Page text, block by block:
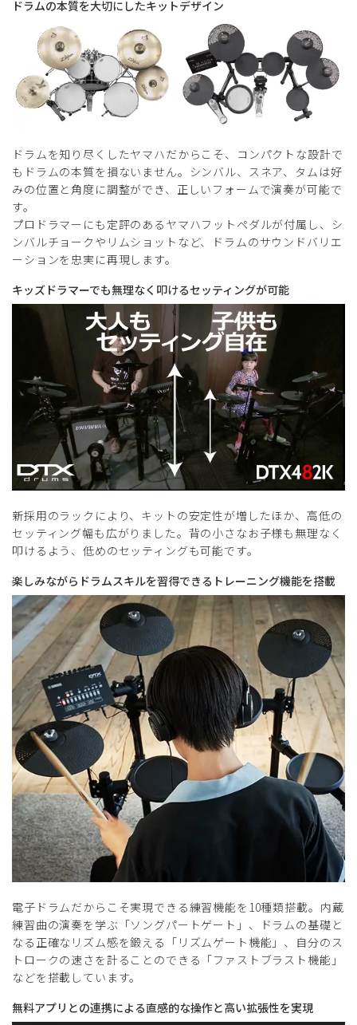
ドラムの本質を大切にしたキットデザイン
ドラムを知り尽くしたヤマハだからこそ、コンパクトな設計で
もドラムの本質を損ないません。シンバル、スネア、タムは好
みの位置と角度に調整ができ、正しいフォームで演奏が可能で
す。
プロドラマーにも定評のあるヤマハフットペダルが付属し、シ
ンバルチョークやリムショットなど、ドラムのサウンドバリエ
ーションを忠実に再現します。
キッズドラマーでも無理なく叩けるセッティングが可能
新採用のラックにより、キットの安定性が増したほか、高低の
セッティング幅も広がりました。背の小さなお子様も無理なく
叩けるよう、低めのセッティングも可能です。
楽しみながらドラムスキルを習得できるトレーニング機能を搭載
電⼦ドラムだからこそ実現できる練習機能を10種類搭載。内蔵
練習曲の演奏を学ぶ「ソングパートゲート」、ドラムの基礎と
なる正確なリズム感を鍛える「リズムゲート機能」、⾃分のス
トロークの速さを計ることのできる「ファストブラスト機能」
などを搭載しています。
無料アプリとの連携による直感的な操作と⾼い拡張性を実現